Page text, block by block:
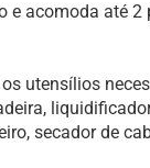
e acomoda até 2
utensílios
secador de